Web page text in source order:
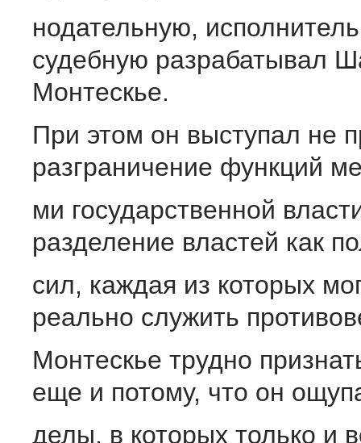
нодательную,
судебную разрабатывал
Монтескье.
При этом он выступал не
разграничение функций
ми государственной
разделение властей как
сил, каждая из которых
реально служить
Монтескье трудно
еще и потому, что он
делы, в которых только и